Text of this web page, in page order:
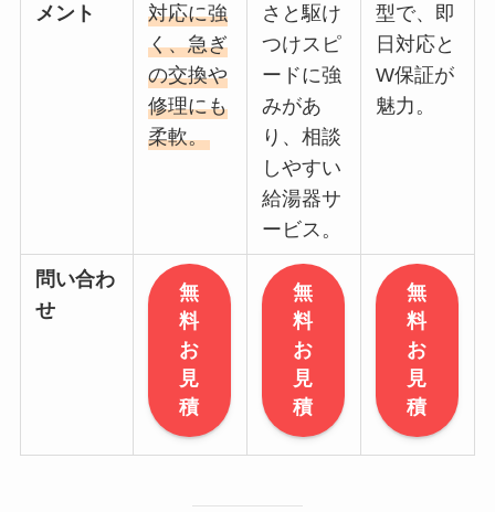
メント
対応に強
く、急ぎ
の交換や
修理にも
柔軟。
さと駆け
つけスピ
ードに強
みがあ
り、相談
しやすい
給湯器サ
ービス。
型で、即
日対応と
W保証が
魅力。
問い合わ
せ
無
料
お
見
積
無
料
お
見
積
無
料
お
見
積